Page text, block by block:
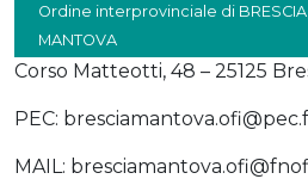
Ordine interprovinciale di BRESCIA,
MANTOVA
Corso Matteotti, 48 – 25125
PEC:
MAIL: